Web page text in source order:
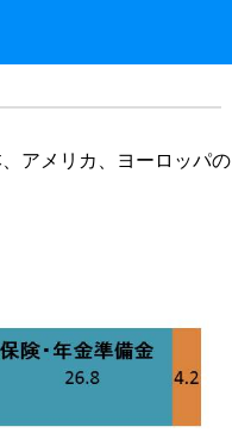
アメリカ、ヨーロッパの